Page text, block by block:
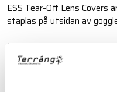
ESS Tear-Off Lens Covers
staplas på utsidan av
Läs mer